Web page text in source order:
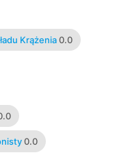
Krążenia 0.0
0.0